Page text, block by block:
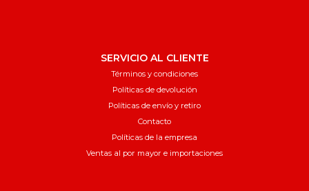
SERVICIO AL CLIENTE
Términos y condiciones
Políticas de devolución
Políticas de envío y retiro
Contacto
Políticas de la empresa
Ventas al por mayor e importaciones